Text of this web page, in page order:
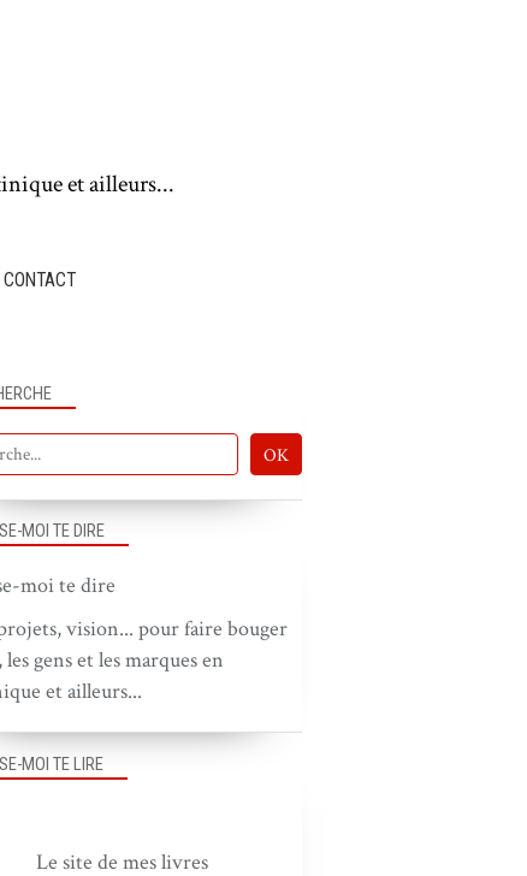
et ailleurs...
CONTACT
MOI TE DIRE
vision... pour faire bouger
les gens et les marques en
et ailleurs...
MOI TE LIRE
Le site de mes livres